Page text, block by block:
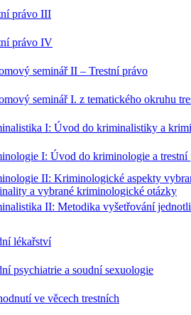
právo III
právo IV
seminář II – Trestní právo
seminář I. z tematického okruhu
I: Úvod do kriminalistiky a
I: Úvod do kriminologie a
II: Kriminologické aspekty
a vybrané kriminologické otázky
II: Metodika vyšetřování
lékařství
psychiatrie a soudní sexuologie
ve věcech trestních